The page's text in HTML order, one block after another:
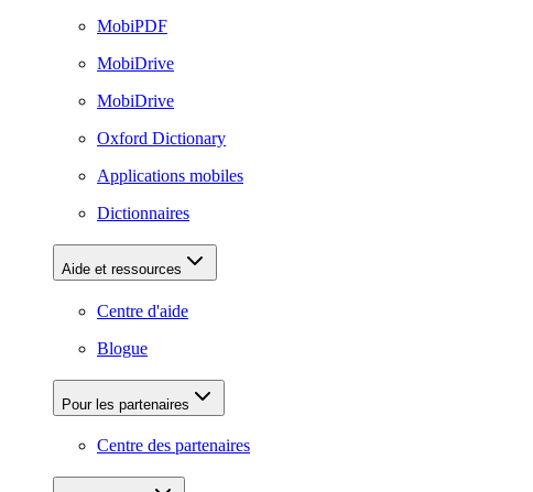
MobiPDF
MobiDrive
MobiDrive
Oxford Dictionary
Applications mobiles
Dictionnaires
Aide et ressources
Centre d'aide
Blogue
Pour les partenaires
Centre des partenaires